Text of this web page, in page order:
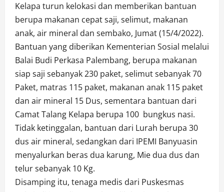
Kelapa turun kelokasi dan memberikan bantuan
berupa makanan cepat saji, selimut, makanan
anak, air mineral dan sembako, Jumat (15/4/2022).
Bantuan yang diberikan Kementerian Sosial melalui
Balai Budi Perkasa Palembang, berupa makanan
siap saji sebanyak 230 paket, selimut sebanyak 70
Paket, matras 115 paket, makanan anak 115 paket
dan air mineral 15 Dus, sementara bantuan dari
Camat Talang Kelapa berupa 100 bungkus nasi.
Tidak ketinggalan, bantuan dari Lurah berupa 30
dus air mineral, sedangkan dari IPEMI Banyuasin
menyalurkan beras dua karung, Mie dua dus dan
telur sebanyak 10 Kg.
Disamping itu, tenaga medis dari Puskesmas